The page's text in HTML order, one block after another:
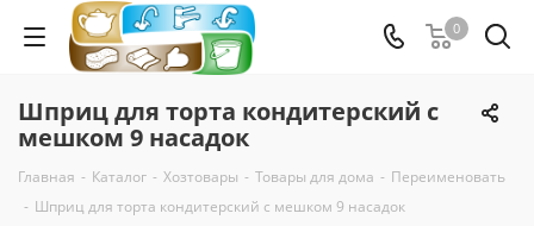
0
Шприц для торта кондитерский с
мешком 9 насадок
Главная - Каталог - Хозтовары - Товары для дома - Переименовать
- Шприц для торта кондитерский с мешком 9 насадок